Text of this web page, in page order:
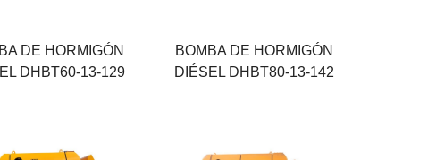
DE HORMIGÓN
DHBT60-13-129
BOMBA DE HORMIGÓN
DIÉSEL DHBT80-13-142
142 KW
rendimiento
Máximo rendimiento